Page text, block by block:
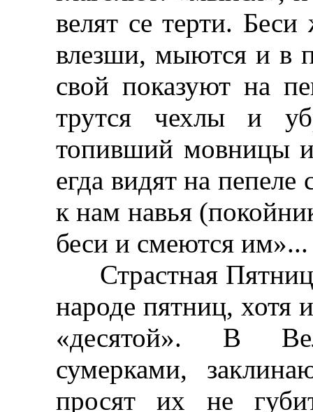
велят се терти.
влезши, мыются и в
свой показуют на
трутся чехлы и
топивший мовницы
егда видят на
к нам навья
беси и смеются им»...
Страстная
народе пятниц, хотя
«десятой». В
сумерками,
просят их не